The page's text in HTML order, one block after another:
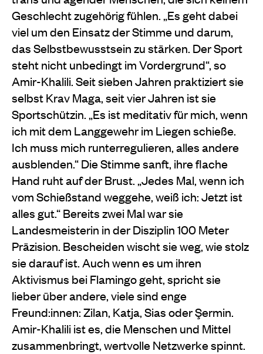
Geschlecht zugehörig fühlen. „Es geht dabei
viel um den Einsatz der Stimme und darum,
das Selbstbewusstsein zu stärken. Der Sport
steht nicht unbedingt im Vordergrund“, so
Amir-Khalili. Seit sieben Jahren praktiziert sie
selbst Krav Maga, seit vier Jahren ist sie
Sportschützin. „Es ist meditativ für mich, wenn
ich mit dem Langgewehr im Liegen schieße.
Ich muss mich runterregulieren, alles andere
ausblenden.“ Die Stimme sanft, ihre flache
Hand ruht auf der Brust. „Jedes Mal, wenn ich
vom Schießstand weggehe, weiß ich: Jetzt ist
alles gut.“ Bereits zwei Mal war sie
Landesmeisterin in der Disziplin 100 Meter
Präzision. Bescheiden wischt sie weg, wie stolz
sie darauf ist. Auch wenn es um ihren
Aktivismus bei Flamingo geht, spricht sie
lieber über andere, viele sind enge
Freund:innen: Zilan, Katja, Sias oder Şermin.
Amir-Khalili ist es, die Menschen und Mittel
zusammenbringt, wertvolle Netzwerke spinnt.